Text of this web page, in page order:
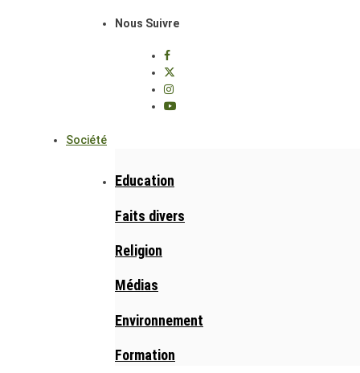
Nous Suivre
Société
Education
Faits divers
Religion
Médias
Environnement
Formation